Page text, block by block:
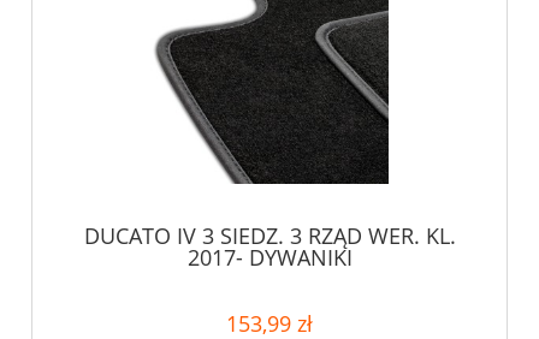
DUCATO IV 3 SIEDZ. 3 RZĄD WER. KL.
2017- DYWANIKI
153,99 zł